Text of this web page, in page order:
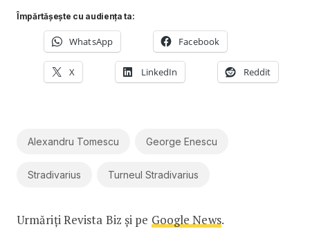
Împărtășește cu audiența ta:
WhatsApp Facebook
X LinkedIn Reddit
Alexandru Tomescu George Enescu
Stradivarius Turneul Stradivarius
Urmăriți Revista Biz și pe Google News.